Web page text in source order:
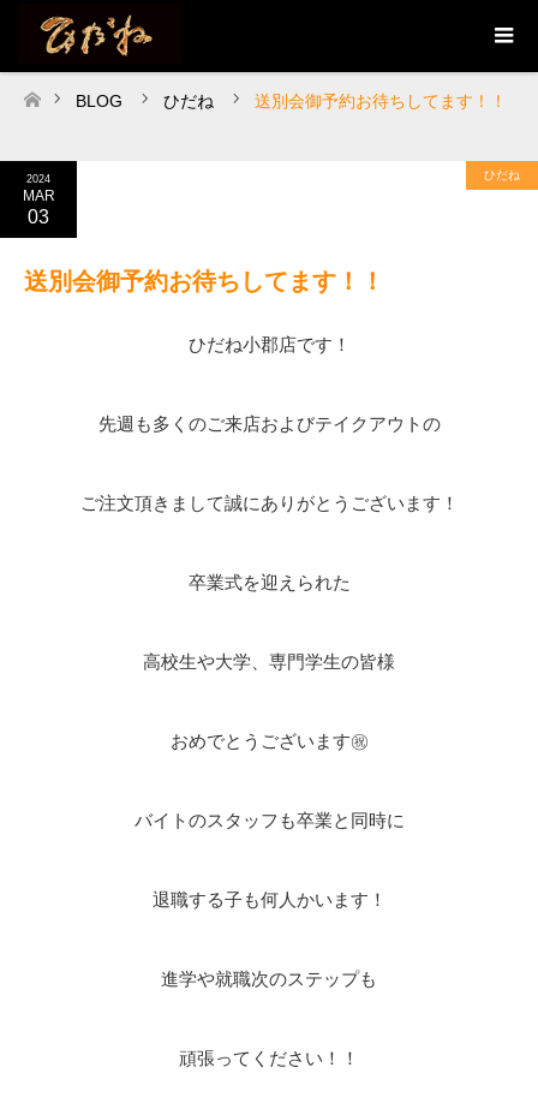
ホーム
BLOG ひだね 送別会御予約お待ちしてます！！
2024
MAR
03
ひだね
送別会御予約お待ちしてます！！
ひだね小郡店です！
先週も多くのご来店およびテイクアウトの
ご注文頂きまして誠にありがとうございます！
卒業式を迎えられた
高校生や大学、専門学生の皆様
おめでとうございます㊗
バイトのスタッフも卒業と同時に
退職する子も何人かいます！
進学や就職次のステップも
頑張ってください！！